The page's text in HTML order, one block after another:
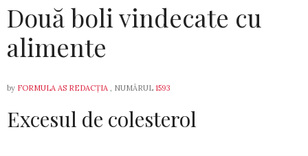
Două boli vindecate cu
alimente
by FORMULA AS REDACȚIA , NUMĂRUL 1593
Excesul de colesterol